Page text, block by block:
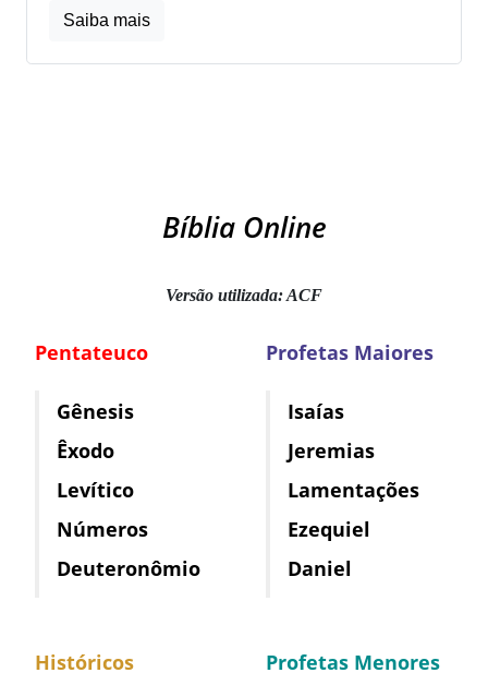
Saiba mais
Bíblia Online
Versão utilizada: ACF
Pentateuco
Gênesis
Êxodo
Levítico
Números
Deuteronômio
Históricos
Profetas Maiores
Isaías
Jeremias
Lamentações
Ezequiel
Daniel
Profetas Menores